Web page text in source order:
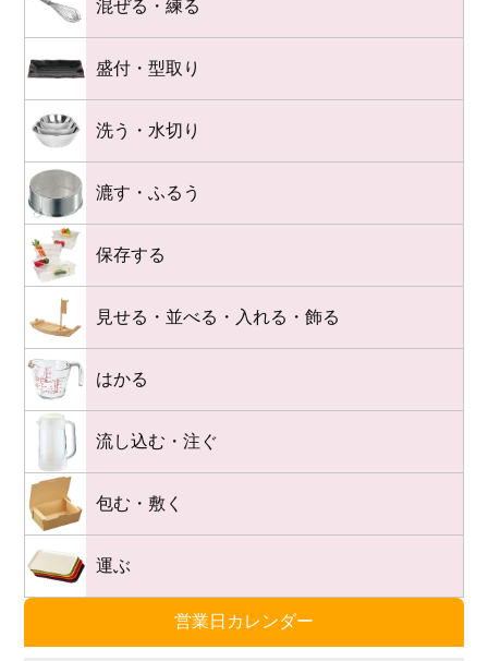
営業日カレンダー
混ぜる・練る
盛付・型取り
洗う・水切り
漉す・ふるう
保存する
見せる・並べる・入れる・飾る
はかる
流し込む・注ぐ
包む・敷く
運ぶ